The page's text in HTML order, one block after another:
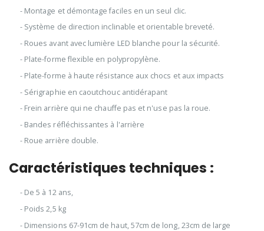
- Montage et démontage faciles en un seul clic.
- Système de direction inclinable et orientable breveté.
- Roues avant avec lumière LED blanche pour la sécurité.
- Plate-forme flexible en polypropylène.
- Plate-forme à haute résistance aux chocs et aux impacts
- Sérigraphie en caoutchouc antidérapant
- Frein arrière qui ne chauffe pas et n'use pas la roue.
- Bandes réfléchissantes à l'arrière
- Roue arrière double.
Caractéristiques techniques :
- De 5 à 12 ans,
- Poids 2,5 kg
- Dimensions 67-91cm de haut, 57cm de long, 23cm de large